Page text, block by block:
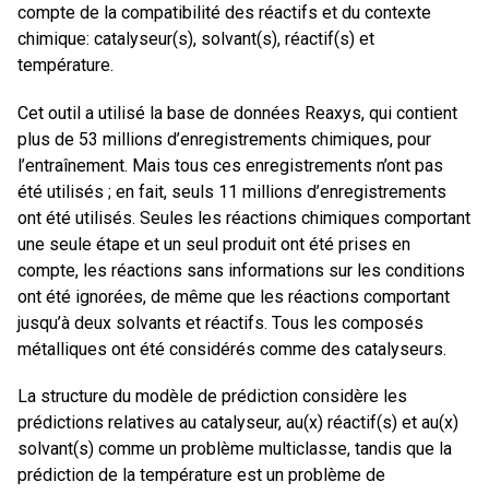
compte de la compatibilité des réactifs et du contexte
chimique: catalyseur(s), solvant(s), réactif(s) et
température.
Cet outil a utilisé la base de données Reaxys, qui contient
plus de 53 millions d’enregistrements chimiques, pour
l’entraînement. Mais tous ces enregistrements n’ont pas
été utilisés ; en fait, seuls 11 millions d’enregistrements
ont été utilisés. Seules les réactions chimiques comportant
une seule étape et un seul produit ont été prises en
compte, les réactions sans informations sur les conditions
ont été ignorées, de même que les réactions comportant
jusqu’à deux solvants et réactifs. Tous les composés
métalliques ont été considérés comme des catalyseurs.
La structure du modèle de prédiction considère les
prédictions relatives au catalyseur, au(x) réactif(s) et au(x)
solvant(s) comme un problème multiclasse, tandis que la
prédiction de la température est un problème de